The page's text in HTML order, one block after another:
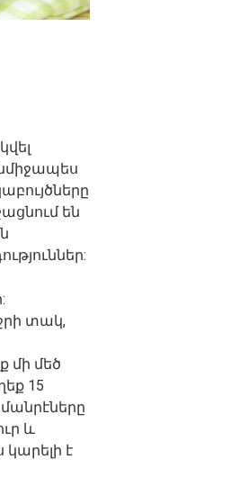
են
տակ,
մի մեծ
15
և
կարելի է